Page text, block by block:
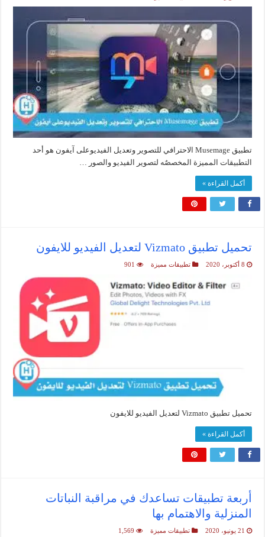
تطبيق Musemage الاحترافي للتصوير وتعديل الفيديوعلى آيفون هو أحد
التطبيقات المميزة المخصصٌه لتصوير الفيديو والصور …
أكمل القراءة »
تحميل تطبيق Vizmato لتعديل الفيديو للايفون
8 أكتوبر، 2020 تطبيقات مميزة 901
تحميل تطبيق Vizmato لتعديل الفيديو للايفون
أكمل القراءة »
أربعة تطبيقات تساعدك في مراقبة النباتات
المنزلية والاهتمام بها
21 يونيو، 2020 تطبيقات مميزة 1,569